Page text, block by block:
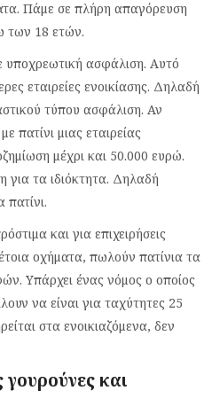
Πάμε σε πλήρη απαγόρευση
των 18 ετών.
υποχρεωτική ασφάλιση. Αυτό
εταιρείες ενοικίασης. Δηλαδή
τύπου ασφάλιση. Αν
πατίνι μιας εταιρείας
μέχρι και 50.000 ευρώ.
τα ιδιόκτητα. Δηλαδή
πατίνι.
και για επιχειρήσεις
οχήματα, πωλούν πατίνια τα
Υπάρχει ένας νόμος ο οποίος
να είναι για ταχύτητες 25
στα ενοικιαζόμενα, δεν
γουρούνες και